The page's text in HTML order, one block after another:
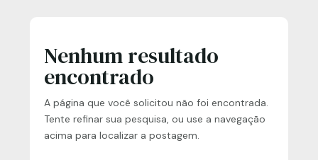
Nenhum resultado
encontrado
A página que você solicitou não foi encontrada.
Tente refinar sua pesquisa, ou use a navegação
acima para localizar a postagem.